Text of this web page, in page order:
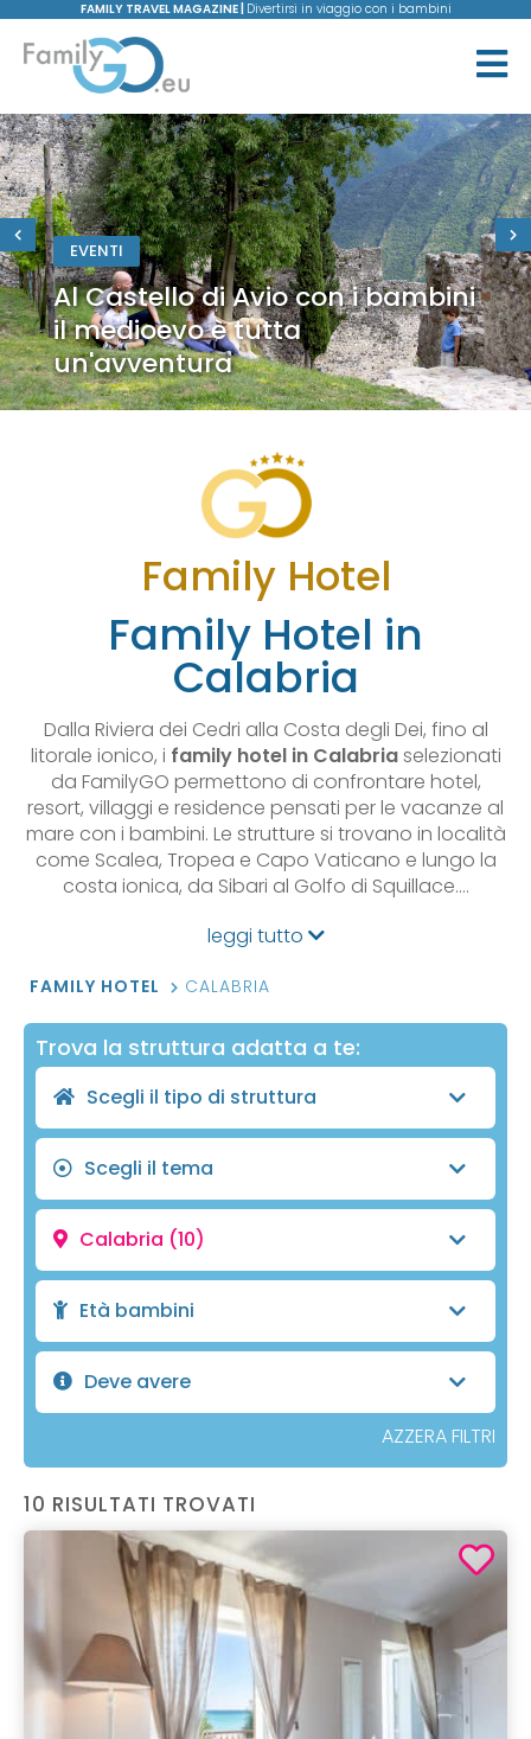
FAMILY TRAVEL MAGAZINE | Divertirsi in viaggio con i bambini
EVENTI
Al Castello di Avio con i bambini
il medioevo è tutta
un'avventura
Family Hotel
Family Hotel in
Calabria
Dalla Riviera dei Cedri alla Costa degli Dei, fino al
litorale ionico, i family hotel in Calabriaselezionati
da FamilyGO permettono di confrontare hotel,
resort, villaggi e residence pensati per le vacanze al
mare con i bambini. Le strutture si trovano in località
come Scalea, Tropea e Capo Vaticano e lungo la
costa ionica, da Sibari al Golfo di Squillace.…
leggi tutto
FAMILY HOTEL CALABRIA
Trova la struttura adatta a te:
Scegli il tipo di struttura
Scegli il tema
Calabria (10)
Età bambini
Deve avere
AZZERA FILTRI
10 RISULTATI TROVATI